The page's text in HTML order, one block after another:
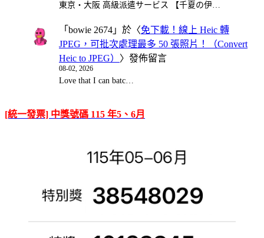
東京・大阪 高級派遣サービス 【千夏の伊…
「 bowie 2674 」於〈免下載！線上 Heic 轉
JPEG，可批次處理最多 50 張照片！（Convert
Heic to JPEG） 〉發佈留言
08-02, 2026
Love that I can batc…
[統一發票] 中獎號碼 115 年5、6月